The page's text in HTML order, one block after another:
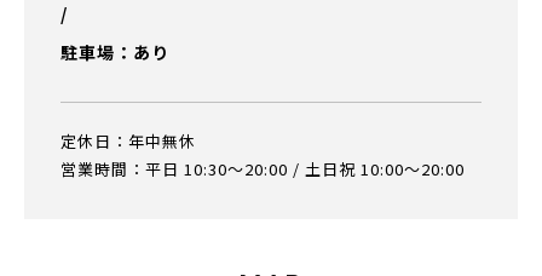
/
駐車場：あり
定休日：年中無休
営業時間：平日 10:30～20:00 / 土日祝 10:00～20:00